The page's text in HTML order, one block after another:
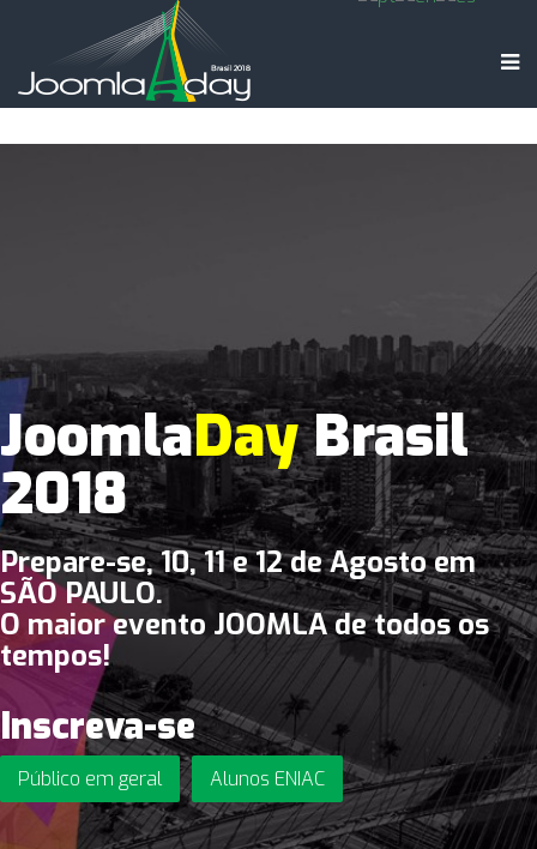
JoomlaDayBrasil
2018
Prepare-se, 10, 11 e 12 de Agosto em
SÃO PAULO.
O maior evento JOOMLA de todos os
tempos!
Inscreva-se
Público em geral Alunos ENIAC